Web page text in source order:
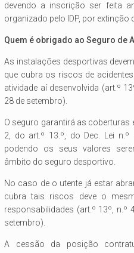
devendo a inscrição ser feita
organizado pelo IDP, por extinção
Quem é obrigado ao Seguro de
As instalações desportivas
que cubra os riscos de
atividade aí desenvolvida (art.º
28 de setembro).
O seguro garantirá as coberturas
2, do art.º 13.º, do Dec. Lei
podendo os seus valores
âmbito do seguro desportivo.
No caso de o utente já estar
cubra tais riscos deve o
responsabilidades (art.º 13º, n.º
setembro).
A cessão da posição